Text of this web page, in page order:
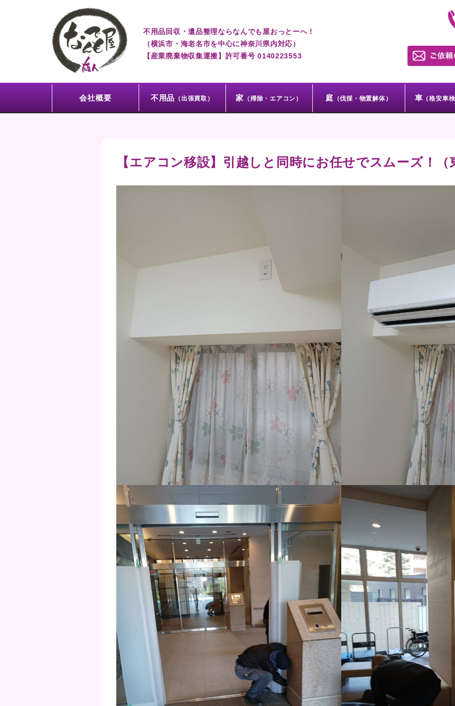
不用品回収・遺品整理ならなんでも屋おっとーへ！
（横浜市・海老名市を中心に神奈川県内対応）
【産業廃棄物収集運搬】許可番号 0140223553
会社概要 不用品 （出張買取） 家 （掃除・エアコン） 庭 （伐採・物置解体） 車 （格安車
【エアコン移設】引越しと同時にお任せでスムーズ！（